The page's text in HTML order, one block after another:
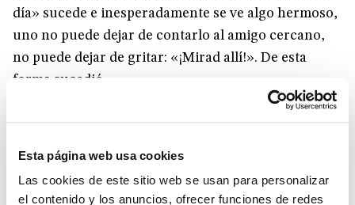
Esta página web usa cookies
Las cookies de este sitio web se usan para personalizar
el contenido y los anuncios, ofrecer funciones de redes
día» sucede e inesperadamente se ve algo hermoso,
uno no puede dejar de contarlo al amigo cercano,
no puede dejar de gritar: «¡Mirad allí!». De esta
forma sucedió.
De joven, con solo quince años, le había
impresionado el descubrimiento del misterio de